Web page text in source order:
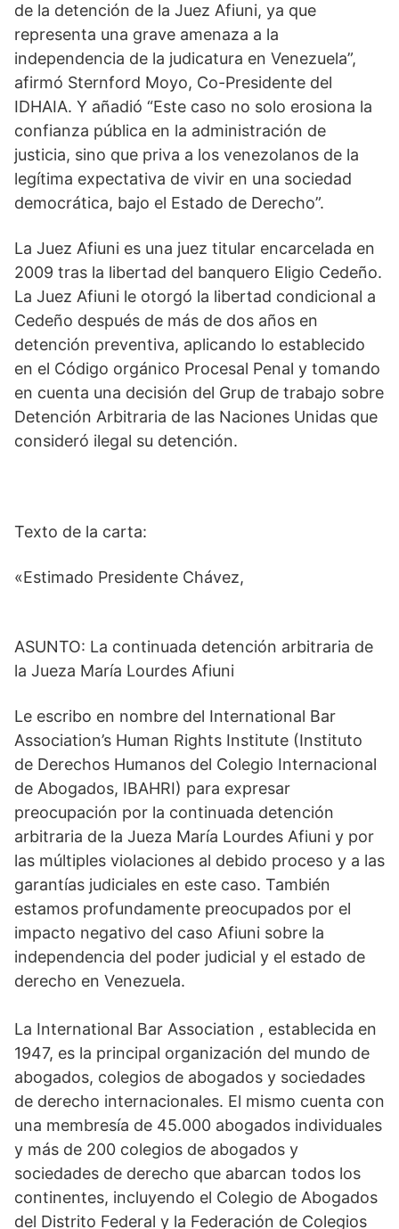
de la detención de la Juez Afiuni, ya que
representa una grave amenaza a la
independencia de la judicatura en Venezuela”,
afirmó Sternford Moyo, Co-Presidente del
IDHAIA. Y añadió “Este caso no solo erosiona la
confianza pública en la administración de
justicia, sino que priva a los venezolanos de la
legítima expectativa de vivir en una sociedad
democrática, bajo el Estado de Derecho”.
La Juez Afiuni es una juez titular encarcelada en
2009 tras la libertad del banquero Eligio Cedeño.
La Juez Afiuni le otorgó la libertad condicional a
Cedeño después de más de dos años en
detención preventiva, aplicando lo establecido
en el Código orgánico Procesal Penal y tomando
en cuenta una decisión del Grup de trabajo sobre
Detención Arbitraria de las Naciones Unidas que
consideró ilegal su detención.
Texto de la carta:
«Estimado Presidente Chávez,
ASUNTO: La continuada detención arbitraria de
la Jueza María Lourdes Afiuni
Le escribo en nombre del International Bar
Association’s Human Rights Institute (Instituto
de Derechos Humanos del Colegio Internacional
de Abogados, IBAHRI) para expresar
preocupación por la continuada detención
arbitraria de la Jueza María Lourdes Afiuni y por
las múltiples violaciones al debido proceso y a las
garantías judiciales en este caso. También
estamos profundamente preocupados por el
impacto negativo del caso Afiuni sobre la
independencia del poder judicial y el estado de
derecho en Venezuela.
La International Bar Association , establecida en
1947, es la principal organización del mundo de
abogados, colegios de abogados y sociedades
de derecho internacionales. El mismo cuenta con
una membresía de 45.000 abogados individuales
y más de 200 colegios de abogados y
sociedades de derecho que abarcan todos los
continentes, incluyendo el Colegio de Abogados
del Distrito Federal y la Federación de Colegios